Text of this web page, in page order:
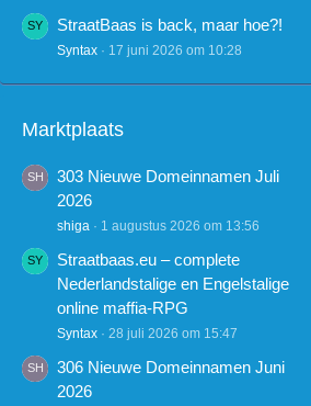
StraatBaas is back, maar hoe?!
Syntax 17 juni 2026 om 10:28
Marktplaats
303 Nieuwe Domeinnamen Juli
2026
shiga 1 augustus 2026 om 13:56
Straatbaas.eu – complete
Nederlandstalige en Engelstalige
online maffia-RPG
Syntax 28 juli 2026 om 15:47
306 Nieuwe Domeinnamen Juni
2026